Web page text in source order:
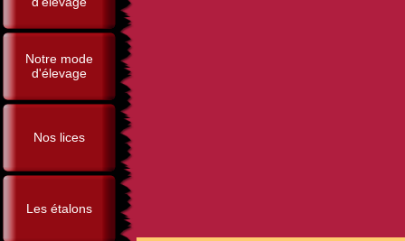
Notre mode
d'élevage
Nos lices
Les étalons